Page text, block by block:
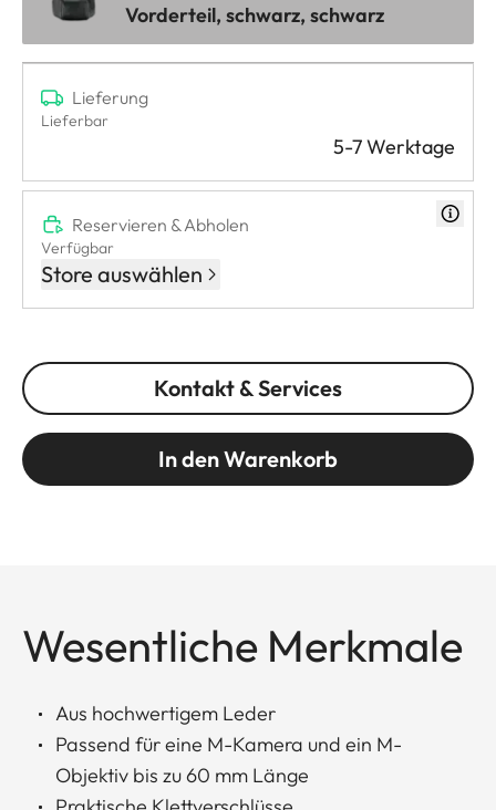
Vorderteil, schwarz, schwarz
Lieferung
Lieferbar
5-7 Werktage
Reservieren & Abholen
Verfügbar
Store auswählen
Kontakt & Services
In den Warenkorb
Wesentliche Merkmale
Aus hochwertigem Leder
Passend für eine M-Kamera und ein M-
Objektiv bis zu 60 mm Länge